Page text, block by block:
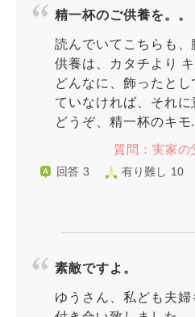
精一杯のご供養を。。
読んでいてこちらも、
供養は、カタチより キ
どんなに、飾ったと
ていなければ、それに
どうぞ、精一杯のキモ
質問：実家の
回答 3 有り難し 10
素敵ですよ。
ゆうさん、私ども夫